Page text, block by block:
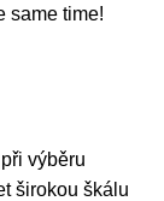
same time!
výběru
širokou škálu